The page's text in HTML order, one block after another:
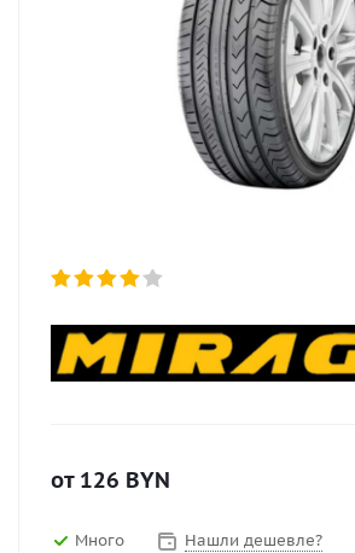
от 126 BYN
Много Нашли дешевле?